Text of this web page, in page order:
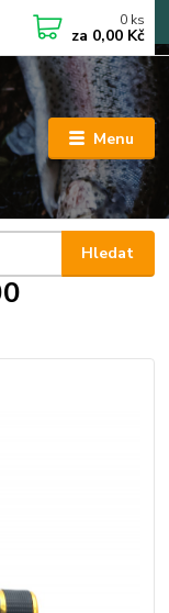
Menu
Hledat
0 ks
za 0,00 Kč